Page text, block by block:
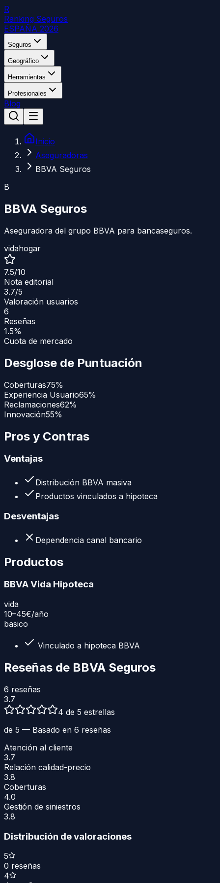
R
Ranking Seguros
ESPAÑA 2026
Seguros
Geográfico
Herramientas
Profesionales
Blog
Inicio
Aseguradoras
BBVA Seguros
B
BBVA Seguros
Aseguradora del grupo BBVA para bancaseguros.
vidahogar
7.5/10
Nota editorial
3.7/5
Valoración usuarios
6
Reseñas
1.5%
Cuota de mercado
Desglose de Puntuación
Coberturas75%
Experiencia Usuario65%
Reclamaciones62%
Innovación55%
Pros y Contras
Ventajas
Distribución BBVA masiva
Productos vinculados a hipoteca
Desventajas
Dependencia canal bancario
Productos
BBVA Vida Hipoteca
vida
10–45€/año
basico
Vinculado a hipoteca BBVA
Reseñas de BBVA Seguros
6 reseñas
3.7
4 de 5 estrellas
de 5 — Basado en 6 reseñas
Atención al cliente
3.7
Relación calidad-precio
3.8
Coberturas
4.0
Gestión de siniestros
3.8
Distribución de valoraciones
5
0 reseñas
4